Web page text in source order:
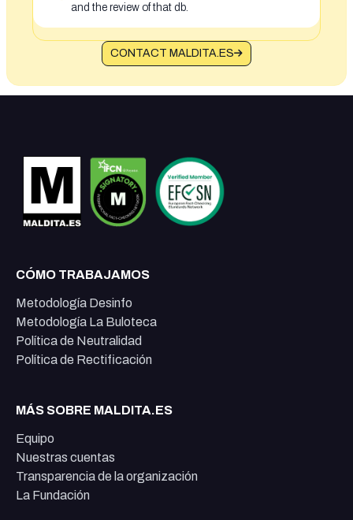
and the review of that db.
CONTACT MALDITA.ES
CÓMO TRABAJAMOS
Metodología Desinfo
Metodología La Buloteca
Política de Neutralidad
Política de Rectificación
MÁS SOBRE MALDITA.ES
Equipo
Nuestras cuentas
Transparencia de la organización
La Fundación